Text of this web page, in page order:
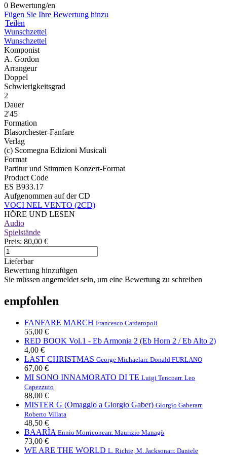
0 Bewertung/en
Fügen Sie Ihre Bewertung hinzu
Teilen
Wunschzettel
Wunschzettel
Komponist
A. Gordon
Arrangeur
Doppel
Schwierigkeitsgrad
2
Dauer
2'45
Formation
Blasorchester-Fanfare
Verlag
(c) Scomegna Edizioni Musicali
Format
Partitur und Stimmen Konzert-Format
Product Code
ES B933.17
Aufgenommen auf der CD
VOCI NEL VENTO (2CD)
HÖRE UND LESEN
Audio
Spielstände
Preis: 80,00 €
Lieferbar
Bewertung hinzufügen
Sie müssen angemeldet sein, um eine Bewertung zu schreiben
empfohlen
FANFARE MARCH Francesco Cardaropoli
55,00 €
RED BOOK Vol.1 - Eb Armonia 2 (Eb Horn 2 / Eb Alto 2)
4,00 €
LAST CHRISTMAS George Michaelarr. Donald FURLANO
67,00 €
MI SONO INNAMORATO DI TE Luigi Tencoarr. Leo
Capezzuto
88,00 €
MISTER G (Omaggio a Giorgio Gaber) Giorgio Gaberarr.
Roberto Villata
48,50 €
BAARÌA Ennio Morriconearr. Maurizio Managò
73,00 €
WE ARE THE WORLD L. Richie, M. Jacksonarr. Daniele